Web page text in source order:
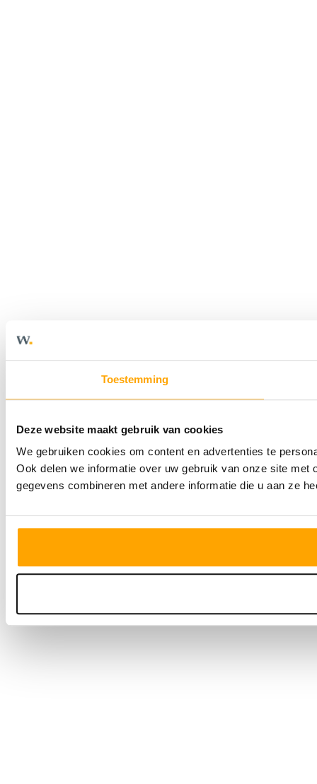
Toestemming
Deze website maakt gebruik van cookies
We gebruiken cookies om content en advertenties te
Ook delen we informatie over uw gebruik van onze site
gegevens combineren met andere informatie die u aan ze